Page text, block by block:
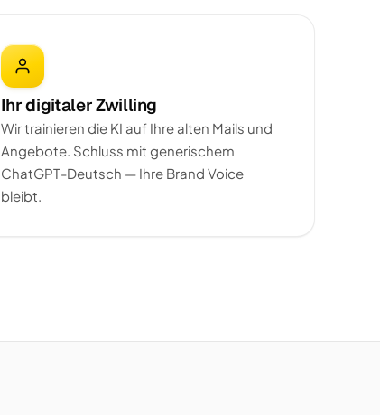
Ihr digitaler Zwilling
Wir trainieren die KI auf Ihre alten Mails und
Angebote. Schluss mit generischem
ChatGPT-Deutsch — Ihre Brand Voice
bleibt.